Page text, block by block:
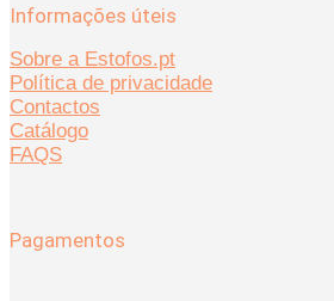
Informações úteis
Sobre a Estofos.pt
Política de privacidade
Contactos
Catálogo
FAQS
Pagamentos